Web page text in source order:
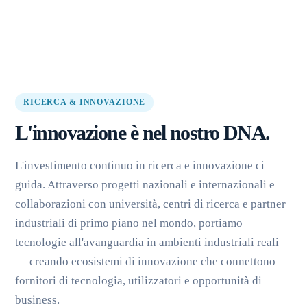
RICERCA & INNOVAZIONE
L'innovazione è nel nostro DNA.
L'investimento continuo in ricerca e innovazione ci
guida. Attraverso progetti nazionali e internazionali e
collaborazioni con università, centri di ricerca e partner
industriali di primo piano nel mondo, portiamo
tecnologie all'avanguardia in ambienti industriali reali
— creando ecosistemi di innovazione che connettono
fornitori di tecnologia, utilizzatori e opportunità di
business.